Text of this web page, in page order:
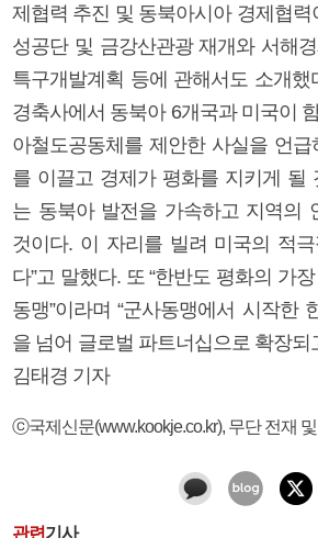
제협력 추진 및 동북아시아 경제협력
성공단 및 금강산관광 재개와 서해
특구개발계획 등에 관해서도 소개했
경축사에서 동북아 6개국과 미국이
아철도공동체를 제안한 사실을 언급
를 이끌고 경제가 평화를 지키게 될
는 동북아 발전을 가속하고 지역의
것이다. 이 자리를 빌려 미국의 적
다”고 말했다. 또 “한반도 평화의 가
동맹”이라며 “군사동맹에서 시작한
을 넘어 글로벌 파트너십으로 확장되
김태경 기자
ⓒ국제신문(www.kookje.co.kr), 무단 전재
관련기사